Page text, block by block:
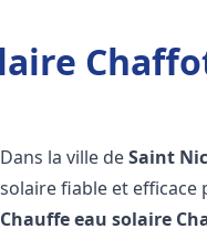
Dans la ville deSaint
solaire fiable et efficace
Chauffe eau solaire